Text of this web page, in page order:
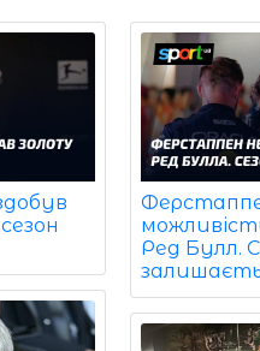
Ред Булл.